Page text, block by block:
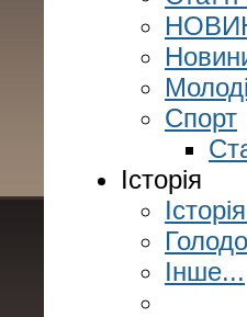
Спорт
Історія
Інше...